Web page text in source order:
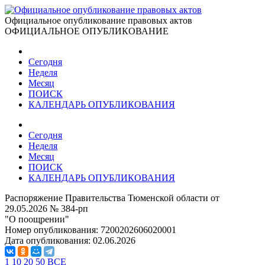
Официальное опубликование правовых актов
ОФИЦИАЛЬНОЕ ОПУБЛИКОВАНИЕ
Сегодня
Неделя
Месяц
ПОИСК
КАЛЕНДАРЬ ОПУБЛИКОВАНИЯ
Сегодня
Неделя
Месяц
ПОИСК
КАЛЕНДАРЬ ОПУБЛИКОВАНИЯ
Распоряжение Правительства Тюменской области от
29.05.2026 № 384-рп
"О поощрении"
Номер опубликования: 7200202606020001
Дата опубликования: 02.06.2026
1 10 20 50 ВСЕ